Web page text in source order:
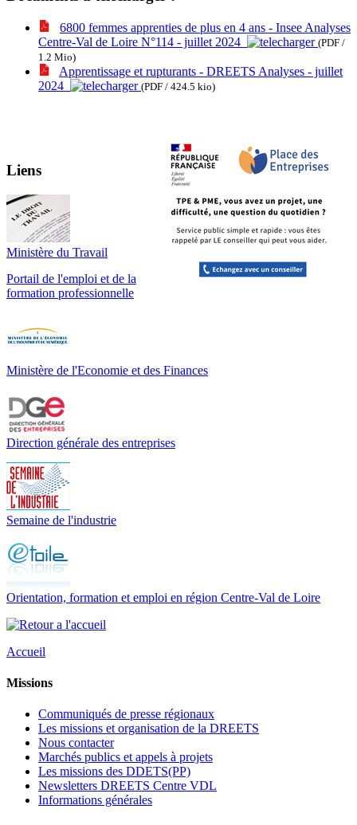
6800 femmes apprenties de plus en 4 ans - Insee Analyses
Centre-Val de Loire N°114 - juillet 2024
(PDF /
1.2 Mio)
Apprentissage et rupturants - DREETS Analyses - juillet
2024
(PDF / 424.5 kio)
Liens
Ministère du Travail
Portail de l'emploi et de la
formation professionnelle
Ministère de l'Economie et des Finances
Direction générale des entreprises
Semaine de l'industrie
Orientation, formation et emploi en région Centre-Val de Loire
Accueil
Missions
Communiqués de presse régionaux
Les missions et organisation de la DREETS
Nous contacter
Marchés publics et appels à projets
Les missions des DDETS(PP)
Newsletters DREETS Centre VDL
Informations générales